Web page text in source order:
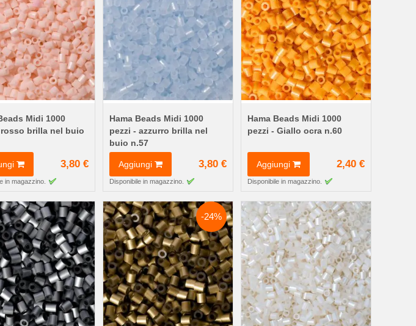
Midi 1000
rosso brilla nel buio
3,80 €
in magazzino.
Hama Beads Midi 1000
pezzi - azzurro brilla nel
buio n.57
Aggiungi 3,80 €
Disponibile in magazzino.
Hama Beads Midi 1000
pezzi - Giallo ocra n.60
Aggiungi 2,40 €
Disponibile in magazzino.
-24%